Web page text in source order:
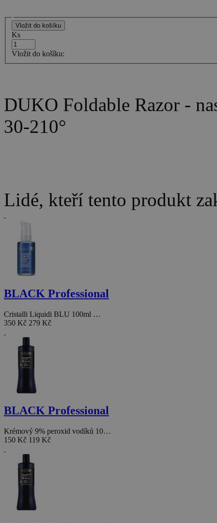
Ks
Vložit do košíku:
DUKO Foldable Razor -
30-210°
Lidé, kteří tento produkt
BLACK Professional
Cristalli Liquidi BLU 100ml …
350 Kč 279 Kč
BLACK Professional
Krémový 9% peroxid vodíků 10…
150 Kč 119 Kč